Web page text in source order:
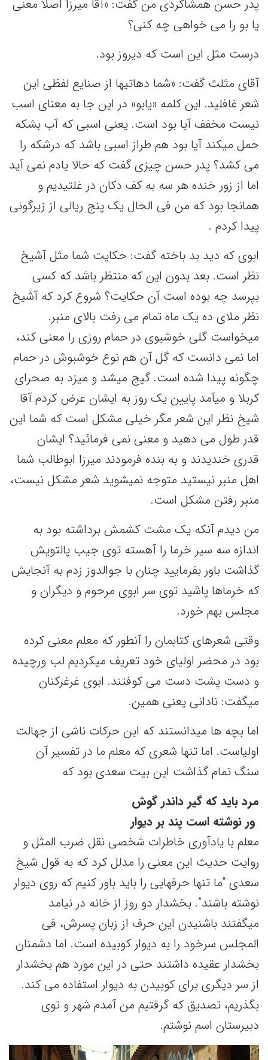
پدر حسن همشاگردی من گفت: «آقا میرزا اصلا معنی
یا بو را می خواهی چه کنی؟
درست مثل این است که دیروز بود.
آقای مثلث گفت: «شما دهاتیها از صنایع لفظی این
شعر غافلید. این کلمه «یابو» در این جا به معنای اسب
نیست مخفف آیا بود است. یعنی اسبی که آب بشکه
حمل میکند آیا بود هم طراز اسبی باشد که درشکه را
می کشد؟ پدر حسن چیزی گفت که حالا یادم نمی آید
اما از زور خنده هر سه به کف دکان در غلتیدیم و
همانجا بود که من فی الحال یک پنج ریالی از زیرگونی
پیدا کردم .
ابوی که دید بد باخته گفت: حکایت شما مثل آشیخ
نظر است. بعد بدون این که منتظر باشد که کسی
بپرسد چه بوده است آن حکایت؟ شروع کرد که آشیخ
نظر ملاى ده یک ماه تمام می رفت بالای منبر.
میخواست گلی خوشبوی در حمام روزی را معنی کند،
اما نمی دانست که گل آن هم نوع خوشبوش در حمام
چگونه پیدا شده است. گیج میشد و میزد به صحرای
کربلا و میآمد پایین یک روز به ایشان عرض کردم آقا
شیخ نظر این شعر مگر خیلی مشکل است که شما این
قدر طول می دهید و معنی نمی فرمائید؟ ایشان
قدری خندیدند و به بنده فرمودند میرزا ابوطالب شما
اهل منبر نیستید متوجه نمیشوید شعر مشکل نیست،
منبر رفتن مشکل است.
من دیدم آنکه یک مشت کشمش برداشته بود به
اندازه سه سیر خرما را آهسته توی جیب پالتویش
گذاشت باور بفرمایید چنان با جوالدوز زدم به آنجایش
که خرماها پاشید توی سر ابوی مرحوم و دیگران و
مجلس بهم خورد.
وقتی شعرهای کتابمان را آنطور که معلم معنی کرده
بود در محضر اولیای خود تعریف میکردیم لب ورچیده
و دست پشت دست می کوفتند. ابوی غرغرکنان
میگفت: نادانی یعنی همین.
اما بچه ها میدانستند که این حرکات ناشی از جهالت
اولیاست. اما تنها شعری که معلم ما در تفسیر آن
سنگ تمام گذاشت این بیت سعدی بود که
مرد باید که گیر داندر گوش
ور نوشته است پند بر دیوار
معلم با یادآوری خاطرات شخصی نقل ضرب المثل و
روایت حدیث این معنی را مدلل کرد که به قول شیخ
سعدی “ما تنها حرفهایی را باید باور کنیم که روی دیوار
نوشته باشند”. بخشدار دو روز از خانه در نیامد
میگفتند باشنیدن این حرف از زبان پسرش، فی
المجلس سرخود را به دیوار کوبیده است. اما دشمنان
بخشدار عقیده داشتند حتی در این مورد هم بخشدار
از سر دیگری برای کوبیدن به دیوار استفاده می کند.
بگذریم، تصدیق که گرفتیم من آمدم شهر و توی
دبیرستان اسم نوشتم.